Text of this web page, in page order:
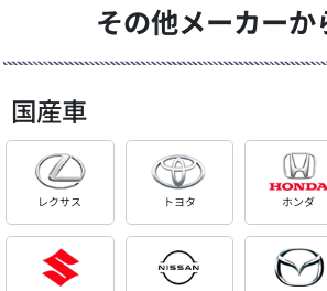
その他メーカーか
国産車
レクサス トヨタ ホンダ